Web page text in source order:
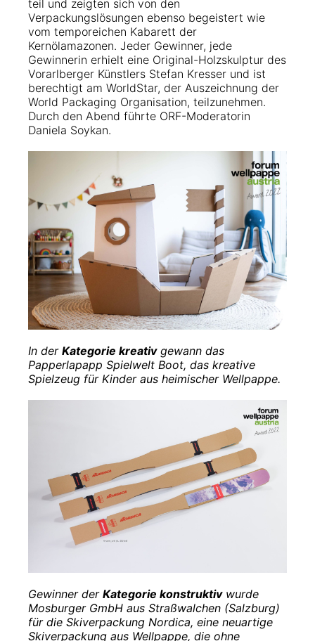
teil und zeigten sich von den
Verpackungslösungen ebenso begeistert wie
vom temporeichen Kabarett der
Kernölamazonen. Jeder Gewinner, jede
Gewinnerin erhielt eine Original-Holzskulptur des
Vorarlberger Künstlers Stefan Kresser und ist
berechtigt am WorldStar, der Auszeichnung der
World Packaging Organisation, teilzunehmen.
Durch den Abend führte ORF-Moderatorin
Daniela Soykan.
In der Kategorie kreativgewann das
Papperlapapp Spielwelt Boot, das kreative
Spielzeug für Kinder aus heimischer Wellpappe.
Gewinner der Kategorie konstruktivwurde
Mosburger GmbH aus Straßwalchen (Salzburg)
für die Skiverpackung Nordica, eine neuartige
Skiverpackung aus Wellpappe, die ohne